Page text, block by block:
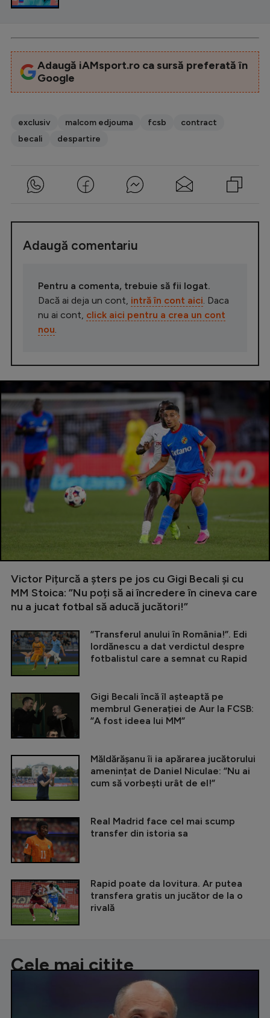
Adaugă iAMsport.ro ca sursă preferată în
Google
exclusiv malcom edjouma fcsb
contract
becali
despartire
Adaugă comentariu
Pentru a comenta, trebuie să fii logat.
Dacă ai deja un cont, intră în cont aici. Daca
nu ai cont, click aici pentru a crea un cont
nou.
Victor Pițurcă a șters pe jos cu Gigi Becali și cu
MM Stoica: ”Nu poți să ai încredere în cineva care
nu a jucat fotbal să aducă jucători!”
”Transferul anului în România!”. Edi
Iordănescu a dat verdictul despre
fotbalistul care a semnat cu Rapid
Gigi Becali încă îl așteaptă pe
membrul Generației de Aur la FCSB:
”A fost ideea lui MM”
Măldărășanu îi ia apărarea jucătorului
amenințat de Daniel Niculae: ”Nu ai
cum să vorbești urât de el!”
Real Madrid face cel mai scump
transfer din istoria sa
Rapid poate da lovitura. Ar putea
transfera gratis un jucător de la o
rivală
Cele mai citite